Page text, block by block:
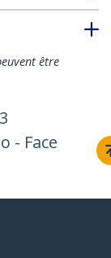
être
- Face